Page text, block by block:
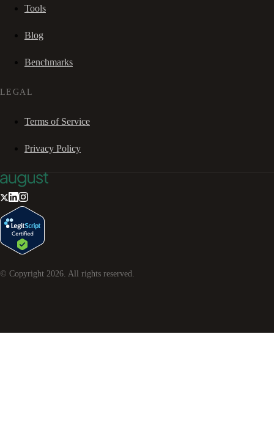
Tools
Blog
Benchmarks
LEGAL
Terms of Service
Privacy Policy
© Copyright 2026. All rights reserved.